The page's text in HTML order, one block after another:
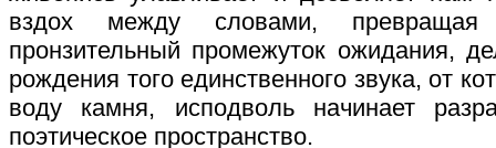
вздох между словами,
пронзительный промежуток ожидания,
рождения того единственного звука, от
воду камня, исподволь начинает
поэтическое пространство.